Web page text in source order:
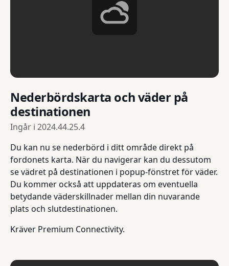
Nederbördskarta och väder på
destinationen
Ingår i 2024.44.25.4
Du kan nu se nederbörd i ditt område direkt på
fordonets karta. När du navigerar kan du dessutom
se vädret på destinationen i popup-fönstret för väder.
Du kommer också att uppdateras om eventuella
betydande väderskillnader mellan din nuvarande
plats och slutdestinationen.
Kräver Premium Connectivity.